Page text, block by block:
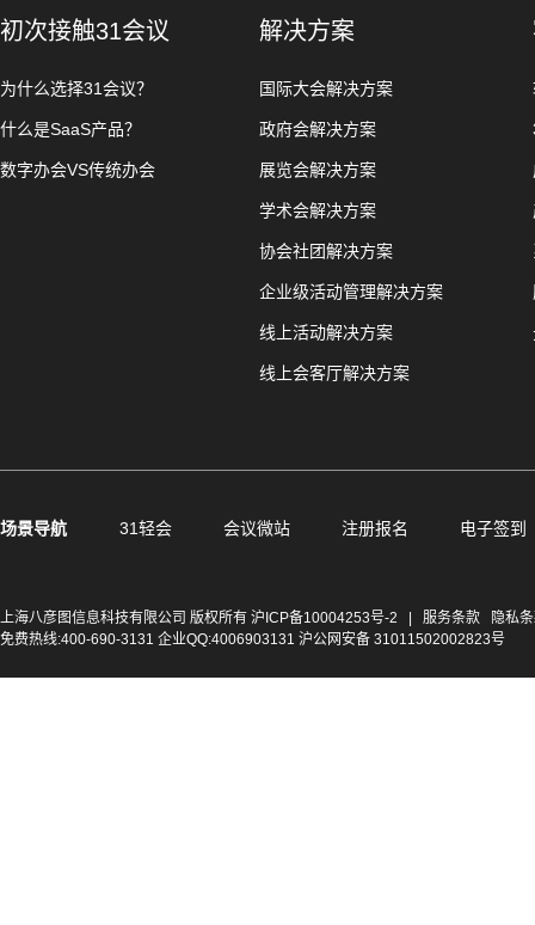
初次接触31会议
为什么选择31会议？
什么是SaaS产品？
数字办会VS传统办会
解决方案
国际大会解决方案
政府会解决方案
展览会解决方案
学术会解决方案
协会社团解决方案
企业级活动管理解决方案
线上活动解决方案
线上会客厅解决方案
场景导航 31轻会 会议微站 注册报名 电子签到
上海八彦图信息科技有限公司 版权所有 沪ICP备10004253号-2 服务条款
隐私
免费热线:400-690-3131 企业QQ:4006903131 沪公网安备 31011502002823号